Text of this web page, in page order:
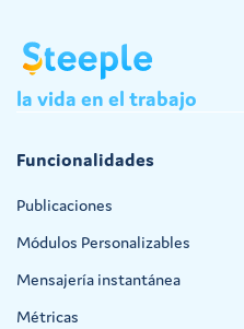
la vida en el trabajo
Funcionalidades
Publicaciones
Módulos Personalizables
Mensajería instantánea
Métricas